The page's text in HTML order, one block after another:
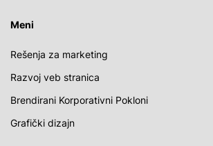
Meni
Rešenja za marketing
Razvoj veb stranica
Brendirani Korporativni Pokloni
Grafički dizajn